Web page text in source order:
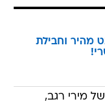
מהיר וחבילת
מירי רגב,